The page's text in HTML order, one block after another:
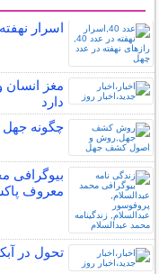
اسرار
مغز انسان
دارد
چگونه
بیوگرافی
معروف
تحول در